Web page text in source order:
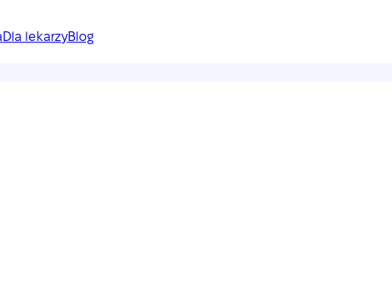
Dla lekarzyBlog